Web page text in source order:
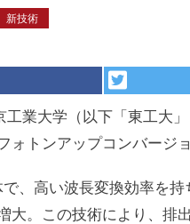
新技術
工業大学（以下「東工大
ォトンアップコンバージ
、高い波長変換効率を
大。この技術により、排